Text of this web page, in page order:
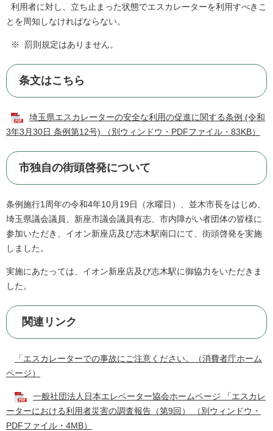
利用者に対し、立ち止まった状態でエスカレーターを利用すべきこ
とを周知しなければならない。
※ 罰則規定はありません。
条文はこちら
埼玉県エスカレーターの安全な利用の促進に関する条例 (令和
3年3月30日 条例第12号) （別ウィンドウ・PDFファイル・83KB）
市独自の街頭啓発について
条例施行1周年の令和4年10月19日（水曜日）、並木市長をはじめ、
埼玉県議会議員、新座市議会議員有志、市内障がい者団体の皆様に
参加いただき、イオン新座店及び志木駅南口にて、街頭啓発を実施
しました。
実施にあたっては、イオン新座店及び志木駅に御協力をいただきま
した。
関連リンク
「エスカレーターでの事故にご注意ください。（消費者庁ホーム
ページ）
一般社団法人日本エレベーター協会ホームページ 「エスカレ
ーターにおける利用者災害の調査報告（第9回） （別ウィンドウ・
PDFファイル・4MB）